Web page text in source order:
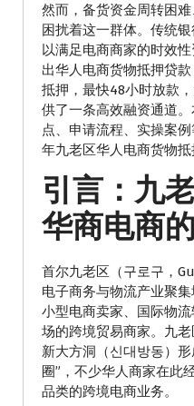
然而，备货资金周转困
困扰着这一群体。传统
以满足电商商家的时效
出华人电商货物抵押贷
抵押，最快48小时放款
供了一条高效融资通道
点、申请流程、实操案
年九老区华人电商货物抵
引言：九
华商电商
首尔九老区（구로구，
电子商务与物流产业聚
小型电商卖家、国际物
场的跨境贸易商家。九
新大方洞（신대방동）
圈”，不少华人商家在此
品类的跨境电商业务。